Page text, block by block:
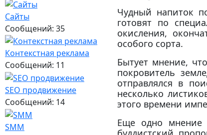
Сайты
Сообщений: 35
Контекстная реклама
Сообщений: 11
SEO продвижение
Сообщений: 14
SMM
Чудный напиток
готовят по
окисления,
особого сорта.
Бытует мнение,
покровитель
отправлялся в
несколько
этого времени
Еще одно мнение